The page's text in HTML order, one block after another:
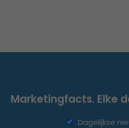
Marketingfacts. Elke
Dagelijkse